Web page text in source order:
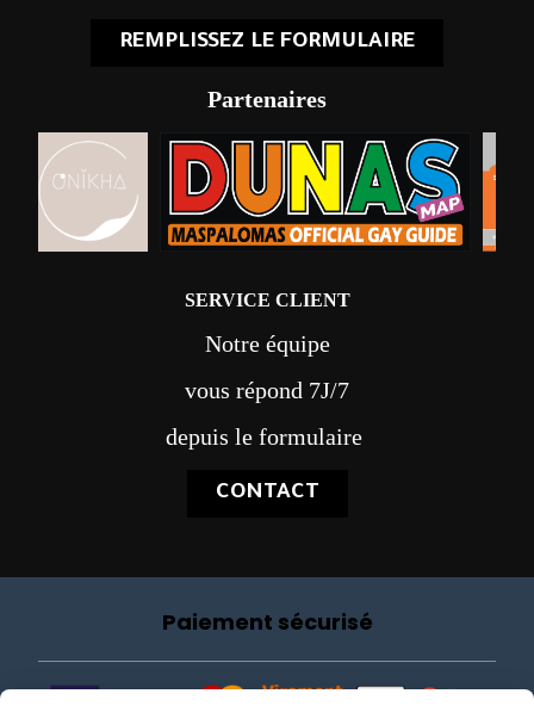
REMPLISSEZ LE FORMULAIRE
Partenaires
SERVICE CLIENT
Notre équipe
vous répond 7J/7
depuis le formulaire
CONTACT
Paiement sécurisé